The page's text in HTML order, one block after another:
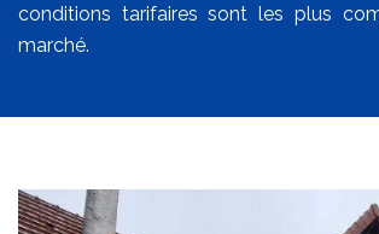
conditions tarifaires sont les plus
marché.